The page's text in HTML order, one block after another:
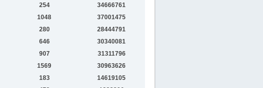
254
34666761
1048
37001475
280
28444791
646
30340081
907
31311796
1569
30963626
183
14619105